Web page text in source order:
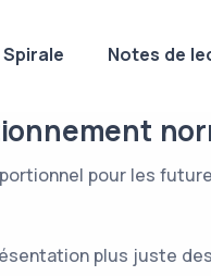
Notes de
pour les
plus juste